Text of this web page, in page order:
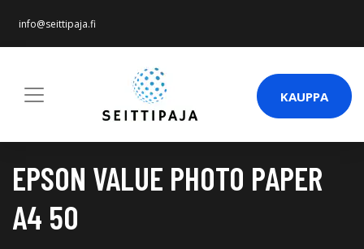
info@seittipaja.fi
KAUPPA
EPSON VALUE PHOTO PAPER
A4 50